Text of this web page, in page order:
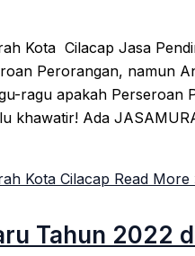
Kota Cilacap Jasa
Perorangan, namun
ragu apakah Perseroan
khawatir! Ada
Kota Cilacap Read More
Tahun 2022